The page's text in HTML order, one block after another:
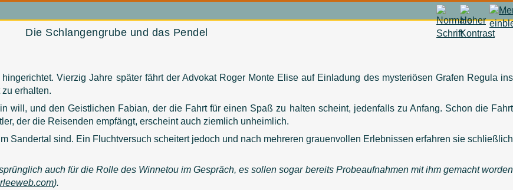
Die Schlangengrube und das Pendel
Vierzig Jahre später fährt der Advokat Roger Monte Elise auf Einladung des mysteriösen Grafen Regula ins
erhalten.
will, und den Geistlichen Fabian, der die Fahrt für einen Spaß zu halten scheint, jedenfalls zu Anfang. Schon die Fahrt
der die Reisenden empfängt, erscheint auch ziemlich unheimlich.
Sandertal sind. Ein Fluchtversuch scheitert jedoch und nach mehreren grauenvollen Erlebnissen erfahren sie schließlich
auch für die Rolle des Winnetou im Gespräch, es sollen sogar bereits Probeaufnahmen mit ihm gemacht worden
).